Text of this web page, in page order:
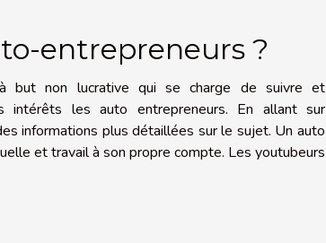
entrepreneurs ?
but non lucrative qui se charge de suivre et
intérêts les auto entrepreneurs. En allant sur
informations plus détaillées sur le sujet. Un auto
et travail à son propre compte. Les youtubeurs